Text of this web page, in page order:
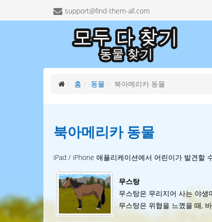
support@find-them-all.com
홈 동물 북아메리카 동물
북아메리카 동물
iPad / iPhone 애플리케이션에서 어린이가 발견할
무스탕
무스탕은 무리지어 사는 야생
무스탕은 위협을 느꼈을 때,